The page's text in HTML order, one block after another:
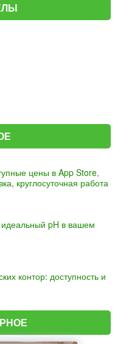
цены в App Store,
круглосуточная работа
идеальный pH в вашем
контор: доступность и